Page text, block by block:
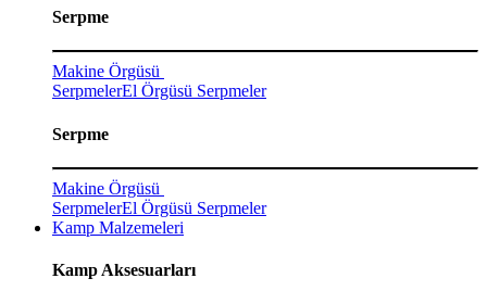
Serpme
Makine Örgüsü
SerpmelerEl Örgüsü Serpmeler
Serpme
Makine Örgüsü
SerpmelerEl Örgüsü Serpmeler
Kamp Malzemeleri
Kamp Aksesuarları